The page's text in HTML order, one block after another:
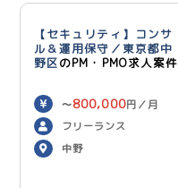
【セキュリティ】コンサ
ル＆運用保守／東京都中
野区のPM・PMO求人案件
〜800,000円／月
フリーランス
中野